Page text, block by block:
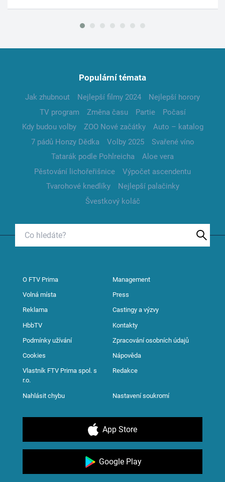
Populární témata
Jak zhubnout Nejlepší filmy 2024
Nejlepší horory
TV program
Změna času Partie
Počasí
Kdy budou volby
ZOO Nové začátky
Auto – katalog
7 pádů Honzy Dědka
Volby 2025
Svařené víno
Tatarák podle Pohlreicha
Aloe vera
Pěstování lichořeřišnice
Výpočet ascendentu
Tvarohové knedlíky
Nejlepší palačinky
Švestkový koláč
O FTV Prima Management
Volná místa Press
Reklama Castingy a výzvy
HbbTV Kontakty
Podmínky užívání Zpracování osobních údajů
Cookies Nápověda
Vlastník FTV Prima spol. s
r.o.
Redakce
Nahlásit chybu Nastavení soukromí
App Store
Google Play